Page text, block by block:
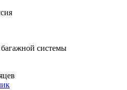
багажной системы